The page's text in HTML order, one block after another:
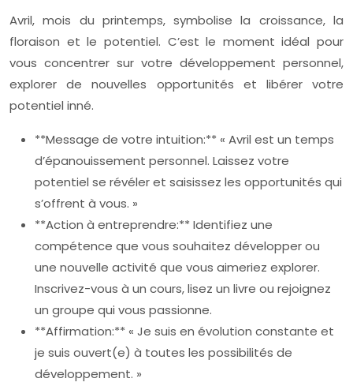
Avril, mois du printemps, symbolise la croissance, la
floraison et le potentiel. C’est le moment idéal pour
vous concentrer sur votre développement personnel,
explorer de nouvelles opportunités et libérer votre
potentiel inné.
**Message de votre intuition:** « Avril est un temps
d’épanouissement personnel. Laissez votre
potentiel se révéler et saisissez les opportunités qui
s’offrent à vous. »
**Action à entreprendre:** Identifiez une
compétence que vous souhaitez développer ou
une nouvelle activité que vous aimeriez explorer.
Inscrivez-vous à un cours, lisez un livre ou rejoignez
un groupe qui vous passionne.
**Affirmation:** « Je suis en évolution constante et
je suis ouvert(e) à toutes les possibilités de
développement. »